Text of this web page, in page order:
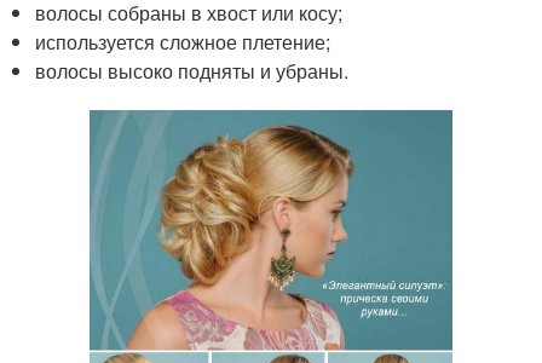
волосы собраны в хвост или косу;
используется сложное плетение;
волосы высоко подняты и убраны.